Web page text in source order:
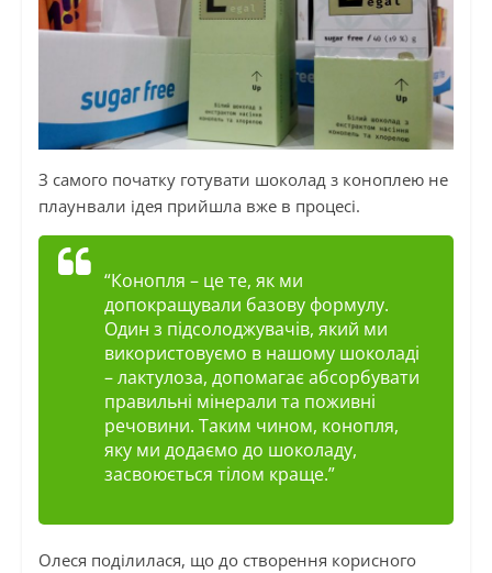
З самого початку готувати шоколад з коноплею не
плаунвали ідея прийшла вже в процесі.
“Конопля – це те, як ми
допокращували базову формулу.
Один з підсолоджувачів, який ми
використовуємо в нашому шоколаді
– лактулоза, допомагає абсорбувати
правильні мінерали та поживні
речовини. Таким чином, конопля,
яку ми додаємо до шоколаду,
засвоюється тілом краще.”
Олеся поділилася, що до створення корисного